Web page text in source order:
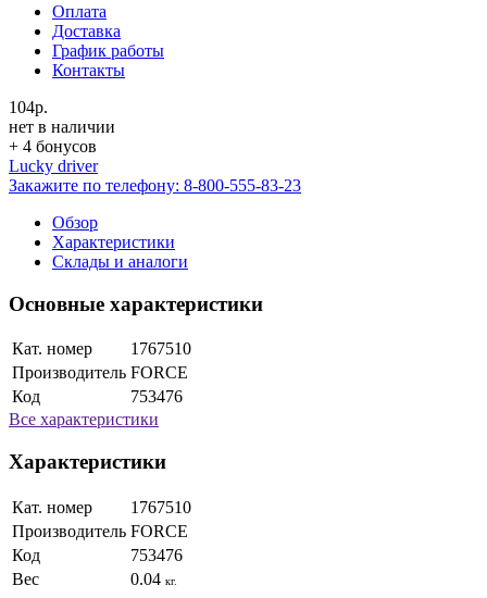
Оплата
Доставка
График работы
Контакты
104р.
нет в наличии
+ 4 бонусов
Lucky driver
Закажите по телефону: 8-800-555-83-23
Обзор
Характеристики
Склады и аналоги
Основные характеристики
Кат. номер
1767510
Производитель FORCE
Код
753476
Все характеристики
Характеристики
Кат. номер
1767510
Производитель FORCE
Код
753476
Вес
0.04 кг.